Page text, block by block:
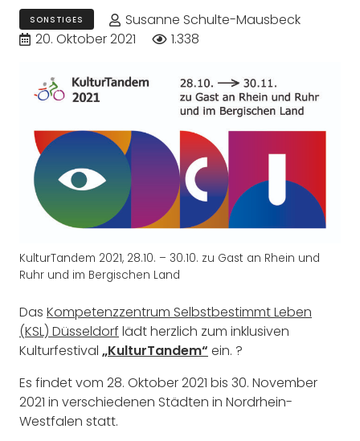
SONSTIGES
Susanne Schulte-Mausbeck
20. Oktober 2021
1.338
KulturTandem 2021, 28.10. – 30.10. zu Gast an Rhein und
Ruhr und im Bergischen Land
Das Kompetenzzentrum Selbstbestimmt Leben
(KSL) Düsseldorf lädt herzlich zum inklusiven
Kulturfestival „KulturTandem“ ein. ?
Es findet vom 28. Oktober 2021 bis 30. November
2021 in verschiedenen Städten in Nordrhein-
Westfalen statt.